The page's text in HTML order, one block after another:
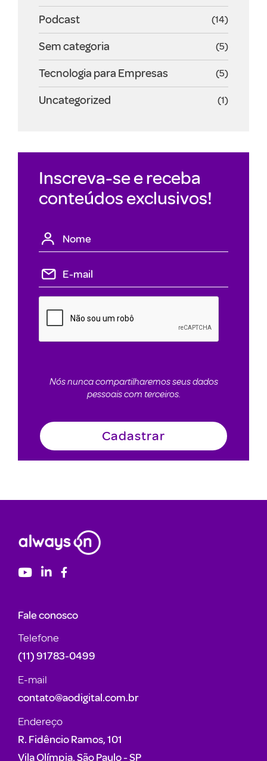
Podcast (14)
Sem categoria (5)
Tecnologia para Empresas (5)
Uncategorized (1)
Inscreva-se e receba
conteúdos exclusivos!
Nós nunca compartilharemos seus dados
pessoais com terceiros.
Fale conosco
Telefone
(11) 91783-0499
E-mail
contato@aodigital.com.br
Endereço
R. Fidêncio Ramos, 101
Vila Olímpia, São Paulo - SP